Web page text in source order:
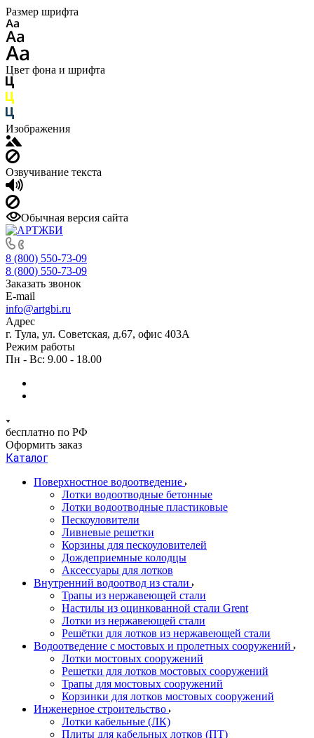
Размер шрифта
Цвет фона и шрифта
Изображения
Озвучивание текста
Обычная версия сайта
8 (800) 550-73-09
8 (800) 550-73-09
Заказать звонок
E-mail
info@artgbi.ru
Адрес
г. Тула, ул. Советская, д.67, офис 403А
Режим работы
Пн - Вс: 9.00 - 18.00
бесплатно по РФ
Оформить заказ
Каталог
Поверхностное водоотведение
Лотки водоотводные бетонные
Лотки водоотводные пластиковые
Пескоуловители
Ливневые решетки
Корзины для пескоуловителей
Дождеприемные колодцы
Аксессуары для лотков
Внутренний водоотвод из стали
Трапы из нержавеющей стали
Настилы из оцинкованной стали Grent
Лотки из нержавеющей стали
Решётки для лотков из нержавеющей стали
Водоотведение с мостовых и пролетных сооружений
Лотки мостовых сооружений
Решетки для лотков мостовых сооружений
Трапы для мостовых сооружений
Корзинки для лотков мостовых сооружений
Инженерное строительство
Лотки кабельные (ЛК)
Плиты для кабельных лотков (ПТ)